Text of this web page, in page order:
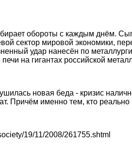
обороты с каждым днём.
сектор мировой экономики,
удар нанесён по
на гигантах российской
новая беда - кризис
Причём именно тем, кто реально
19/11/2008/261755.shtml